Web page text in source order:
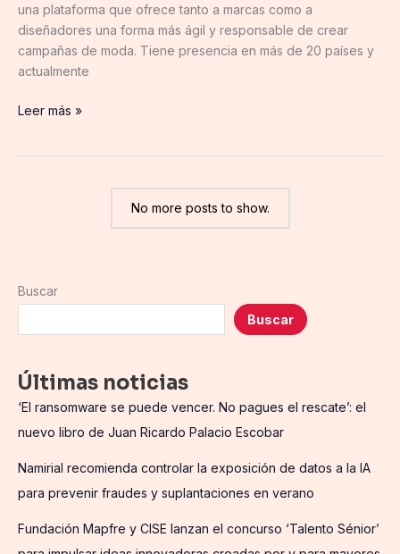
una plataforma que ofrece tanto a marcas como a
diseñadores una forma más ágil y responsable de crear
campañas de moda. Tiene presencia en más de 20 países y
actualmente
para
sector
Leer más »
No more posts to show.
Buscar
Buscar
Últimas noticias
‘El ransomware se puede vencer. No pagues el rescate’: el
nuevo libro de Juan Ricardo Palacio Escobar
Namirial recomienda controlar la exposición de datos a la IA
para prevenir fraudes y suplantaciones en verano
Fundación Mapfre y CISE lanzan el concurso ‘Talento Sénior’